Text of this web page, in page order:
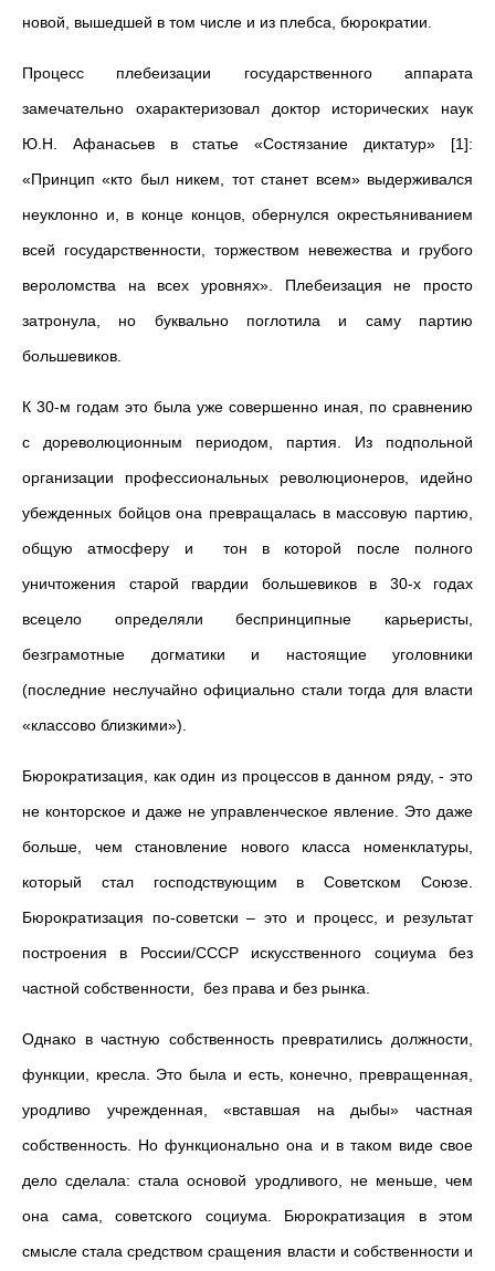
новой, вышедшей в том числе и из плебса, бюрократии.
Процесс плебеизации государственного аппарата
замечательно охарактеризовал доктор исторических наук
Ю.Н. Афанасьев в статье «Состязание диктатур» [1]:
«Принцип «кто был никем, тот станет всем» выдерживался
неуклонно и, в конце концов, обернулся окрестьяниванием
всей государственности, торжеством невежества и грубого
вероломства на всех уровнях». Плебеизация не просто
затронула, но буквально поглотила и саму партию
большевиков.
К 30-м годам это была уже совершенно иная, по сравнению
с дореволюционным периодом, партия. Из подпольной
организации профессиональных революционеров, идейно
убежденных бойцов она превращалась в массовую партию,
общую атмосферу и тон в которой после полного
уничтожения старой гвардии большевиков в 30-х годах
всецело определяли беспринципные карьеристы,
безграмотные догматики и настоящие уголовники
(последние неслучайно официально стали тогда для власти
«классово близкими»).
Бюрократизация, как один из процессов в данном ряду, - это
не конторское и даже не управленческое явление. Это даже
больше, чем становление нового класса номенклатуры,
который стал господствующим в Советском Союзе.
Бюрократизация по-советски – это и процесс, и результат
построения в России/СССР искусственного социума без
частной собственности, без права и без рынка.
Однако в частную собственность превратились должности,
функции, кресла. Это была и есть, конечно, превращенная,
уродливо учрежденная, «вставшая на дыбы» частная
собственность. Но функционально она и в таком виде свое
дело сделала: стала основой уродливого, не меньше, чем
она сама, советского социума. Бюрократизация в этом
смысле стала средством сращения власти и собственности и